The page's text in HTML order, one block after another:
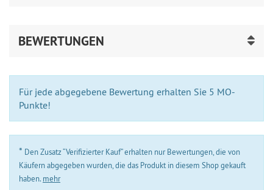
BEWERTUNGEN
Für jede abgegebene Bewertung erhalten Sie 5 MO-
Punkte!
* Den Zusatz “Verifizierter Kauf” erhalten nur Bewertungen, die von
Käufern abgegeben wurden, die das Produkt in diesem Shop gekauft
haben. mehr